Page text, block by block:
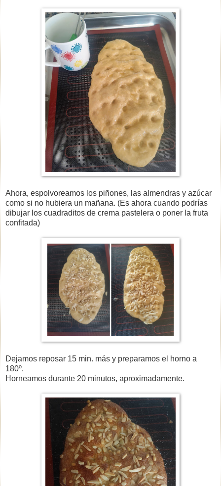
Ahora, espolvoreamos los piñones, las almendras y azúcar
como si no hubiera un mañana. (Es ahora cuando podrías
dibujar los cuadraditos de crema pastelera o poner la fruta
confitada)
Dejamos reposar 15 min. más y preparamos el horno a
180º.
Horneamos durante 20 minutos, aproximadamente.